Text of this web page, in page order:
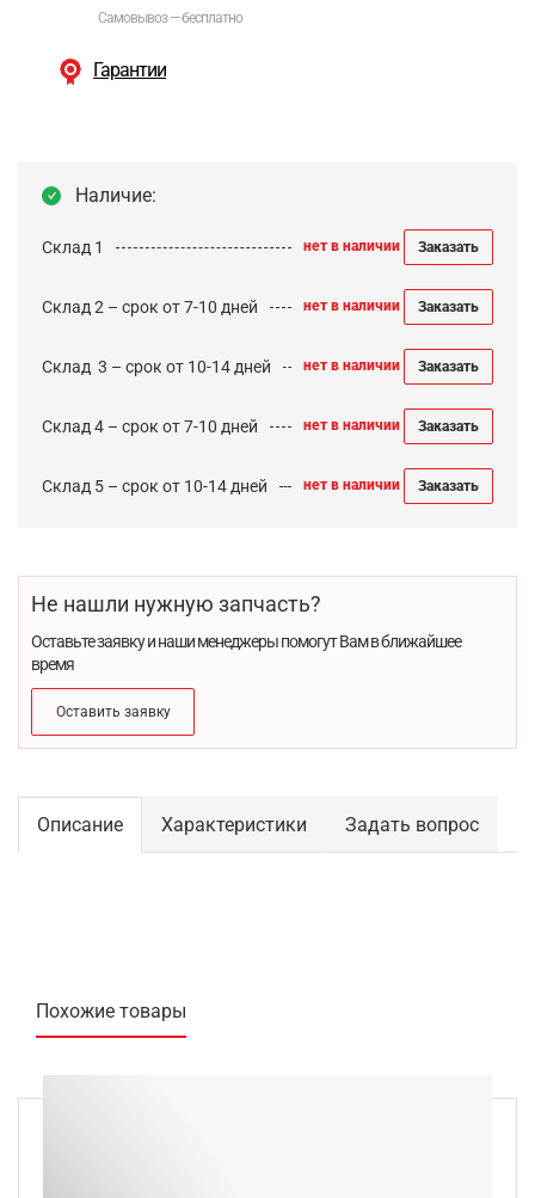
Самовывоз — бесплатно
Гарантии
Наличие:
Склад 1 нет в наличии Заказать
Склад 2 – срок от 7-10 дней нет в наличии Заказать
Cклад 3 – срок от 10-14 дней нет в наличии Заказать
Склад 4 – срок от 7-10 дней нет в наличии Заказать
Склад 5 – срок от 10-14 дней нет в наличии Заказать
Не нашли нужную запчасть?
Оставьте заявку и наши менеджеры помогут Вам в ближайшее
время
Оставить заявку
Описание Характеристики Задать вопрос
Похожие товары